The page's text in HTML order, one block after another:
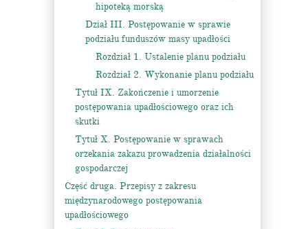
hipoteką morską
Dział III. Postępowanie w sprawie
podziału funduszów masy upadłości
Rozdział 1. Ustalenie planu podziału
Rozdział 2. Wykonanie planu podziału
Tytuł IX. Zakończenie i umorzenie
postępowania upadłościowego oraz ich
skutki
Tytuł X. Postępowanie w sprawach
orzekania zakazu prowadzenia działalności
gospodarczej
Część druga. Przepisy z zakresu
międzynarodowego postępowania
upadłościowego